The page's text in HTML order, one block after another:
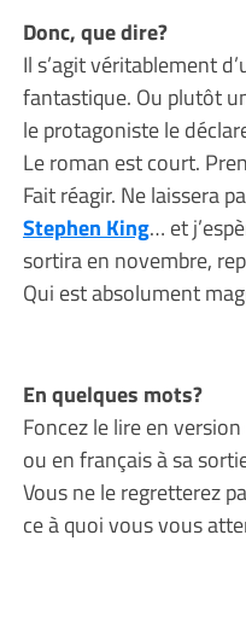
Donc, que dire?
Il s’agit véritablement
fantastique. Ou plutôt
le protagoniste le
Le roman est court.
Fait réagir. Ne laissera
Stephen King… et
sortira en novembre,
Qui est absolument
En quelques mots?
Foncez le lire en
ou en français à sa
Vous ne le regretterez
ce à quoi vous vous